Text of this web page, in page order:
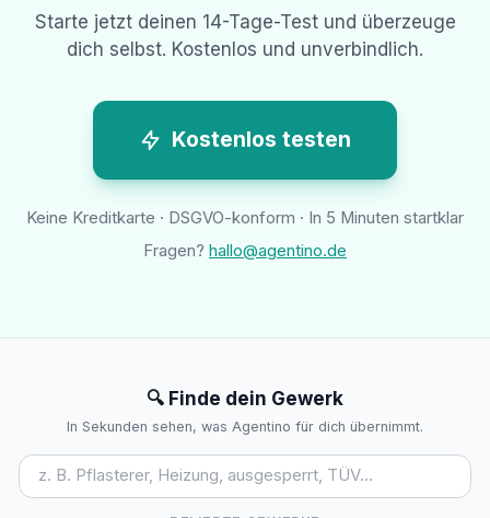
Starte jetzt deinen 14-Tage-Test und überzeuge
dich selbst. Kostenlos und unverbindlich.
Kostenlos testen
Keine Kreditkarte · DSGVO-konform · In 5 Minuten startklar
Fragen? hallo@agentino.de
🔍 Finde dein Gewerk
In Sekunden sehen, was Agentino für dich übernimmt.